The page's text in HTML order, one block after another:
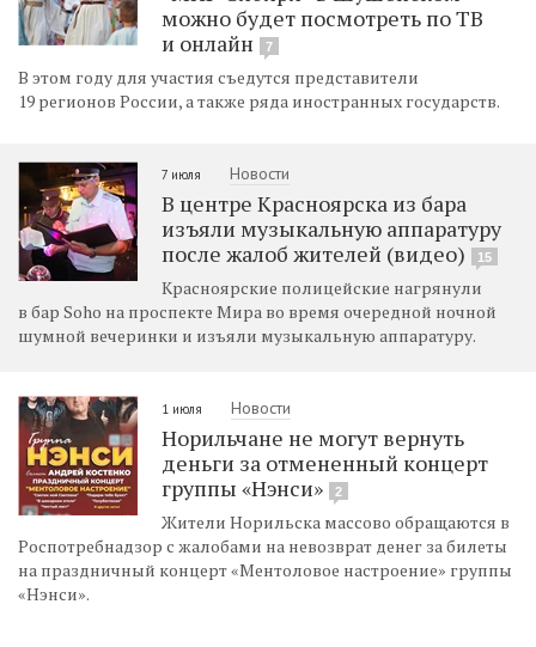
можно будет посмотреть по ТВ
и онлайн
7
В этом году для участия съедутся представители
19 регионов России, а также ряда иностранных государств.
7 июля Новости
В центре Красноярска из бара
изъяли музыкальную аппаратуру
после жалоб жителей (видео)
15
Красноярские полицейские нагрянули
в бар Soho на проспекте Мира во время очередной ночной
шумной вечеринки и изъяли музыкальную аппаратуру.
1 июля Новости
Норильчане не могут вернуть
деньги за отмененный концерт
группы «Нэнси»
2
Жители Норильска массово обращаются в
Роспотребнадзор с жалобами на невозврат денег за билеты
на праздничный концерт «Ментоловое настроение» группы
«Нэнси».